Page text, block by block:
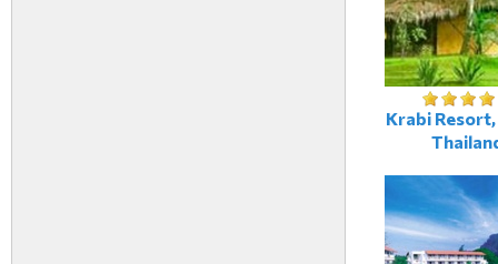
Krabi